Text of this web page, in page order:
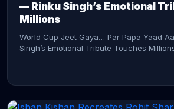
— Rinku Singh’s Emotional
Millions
World Cup Jeet Gaya… Par Papa Yaad
Singh’s Emotional Tribute Touches